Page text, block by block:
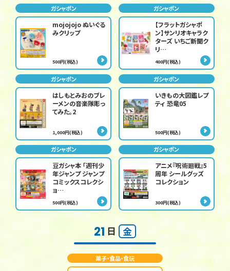
ガシャポン
mojojojo ぬいぐる
みクリップ
500円(税込)
ガシャポン
【フラットガシャポ
ン】サンリオキャラク
ターズ いちご新聞ク
リ…
400円(税込)
ガシャポン
はしもとみおのブレ
ーメンの音楽隊彫っ
てみた。2
1,000円(税込)
ガシャポン
いきもの大図鑑レプ
ティ 恐竜05
500円(税込)
ガシャポン
豆ガシャ本 「週刊少
年ジャンプ ジャンプ
コミックスコレクシ
ョ…
500円(税込)
ガシャポン
アニメ『呪術廻戦』5
周年 シールグッズ
コレクション
300円(税込)
21 日 金
菓子・食品・食玩